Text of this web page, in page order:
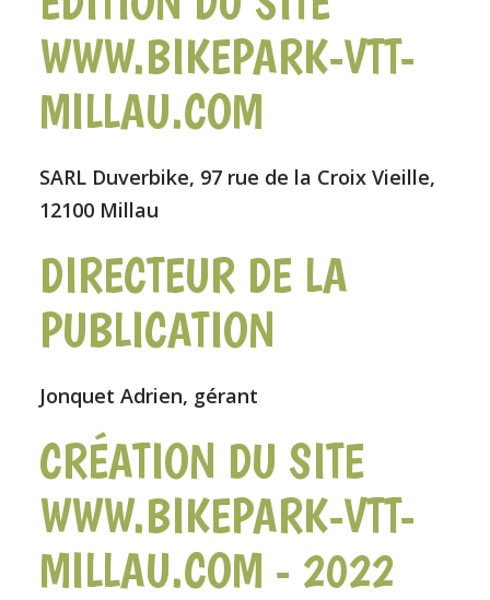
WWW.BIKEPARK-VTT-
MILLAU.COM
SARL Duverbike, 97 rue de la Croix Vieille,
12100 Millau
DIRECTEUR DE LA
PUBLICATION
Jonquet Adrien, gérant
CRÉATION DU SITE
WWW.BIKEPARK-VTT-
MILLAU.COM - 2022